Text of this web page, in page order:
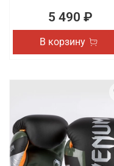
5 490 ₽
В корзину